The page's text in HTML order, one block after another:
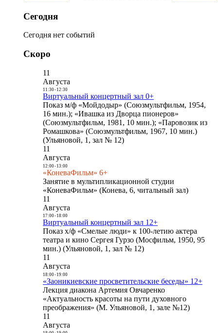
Сегодня
Сегодня нет событий
Скоро
11
Августа
11:30- 12:30
Виртуальный концертный зал 0+
Показ м/ф «Мойдодыр» (Союзмультфильм, 1954,
16 мин.); «Ивашка из Дворца пионеров»
(Союзмультфильм, 1981, 10 мин.); «Паровозик из
Ромашкова» (Союзмультфильм, 1967, 10 мин.)
(Ульяновой, 1, зал № 12)
11
Августа
12:00- 13:00
«КоневаФильм» 6+
Занятие в мультипликационной студии
«КоневаФильм» (Конева, 6, читальный зал)
11
Августа
17:00- 18:00
Виртуальный концертный зал 12+
Показ х/ф «Смелые люди» к 100-летию актера
театра и кино Сергея Гурзо (Мосфильм, 1950, 95
мин.) (Ульяновой, 1, зал № 12)
11
Августа
18:00- 19:00
«Заоникиевские просветительские беседы» 12+
Лекция диакона Артемия Овчаренко
«Актуальность красоты на пути духовного
преображения» (М. Ульяновой, 1, зале №12)
11
Августа